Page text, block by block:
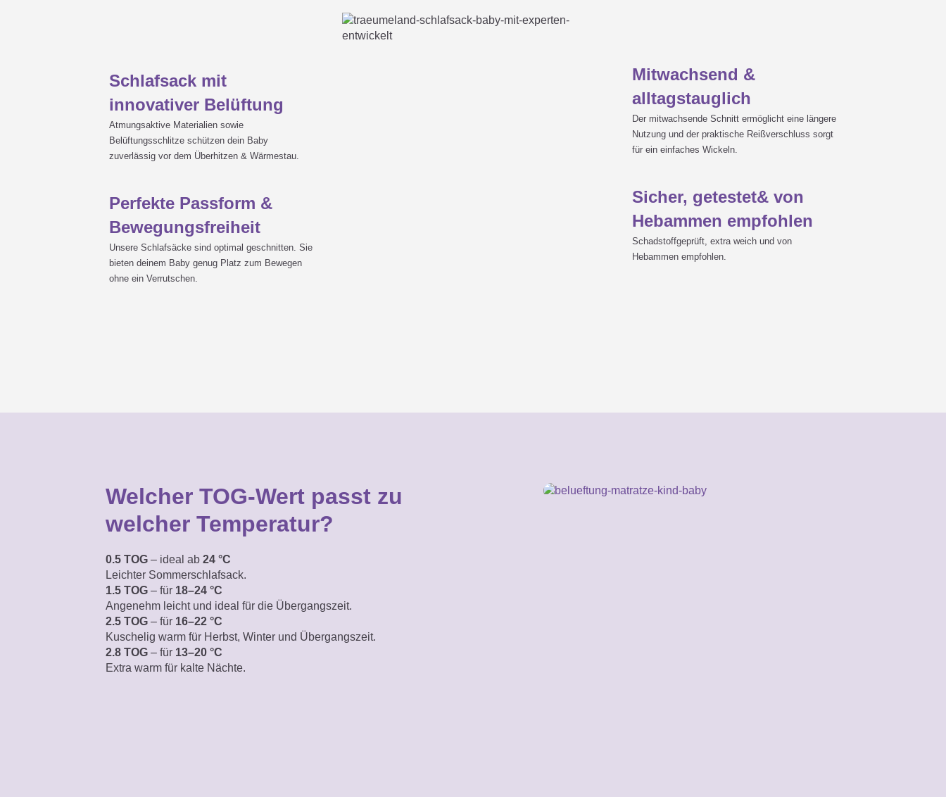
Schlafsack mit
innovativer Belüftung
Atmungsaktive Materialien sowie
Belüftungsschlitze schützen dein Baby
zuverlässig vor dem Überhitzen & Wärmestau.
Perfekte Passform &
Bewegungsfreiheit
Unsere Schlafsäcke sind optimal geschnitten. Sie
bieten deinem Baby genug Platz zum Bewegen
ohne ein Verrutschen.
Mitwachsend &
alltagstauglich
Der mitwachsende Schnitt ermöglicht eine längere
Nutzung und der praktische Reißverschluss sorgt
für ein einfaches Wickeln.
Sicher, getestet& von
Hebammen empfohlen
Schadstoffgeprüft, extra weich und von
Hebammen empfohlen.
Welcher TOG-Wert passt zu
welcher Temperatur?
0.5 TOG – ideal ab 24 °C
Leichter Sommerschlafsack.
1.5 TOG – für 18–24 °C
Angenehm leicht und ideal für die Übergangszeit.
2.5 TOG – für 16–22 °C
Kuschelig warm für Herbst, Winter und Übergangszeit.
2.8 TOG – für 13–20 °C
Extra warm für kalte Nächte.